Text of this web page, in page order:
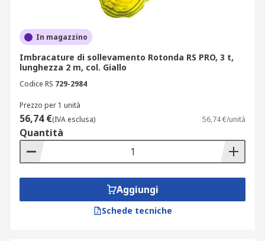
In magazzino
Imbracature di sollevamento Rotonda RS PRO, 3 t,
lunghezza 2 m, col. Giallo
Codice RS 729-2984
Prezzo per 1 unità
56,74 €(IVA esclusa) 56,74 €/unità
Quantità
Aggiungi
Schede tecniche